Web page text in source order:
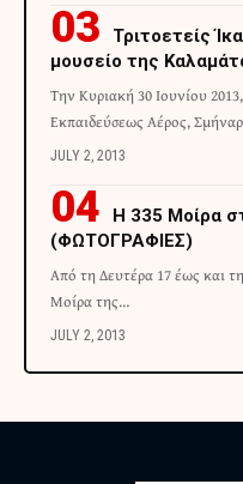
Τριτοετείς
μουσείο της
Την Κυριακή 30 Ιουνίου
Εκπαιδεύσεως Αέρος,
JULY 2, 2013
H 335 Μοίρα
(ΦΩΤΟΓΡΑΦΙΕΣ)
Από τη Δευτέρα 17 έως και
Μοίρα της…
JULY 2, 2013